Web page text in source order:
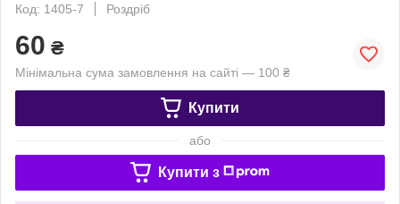
Код: 1405-7
Роздріб
60 ₴
Мінімальна сума замовлення на сайті — 100 ₴
Купити
або
Купити з